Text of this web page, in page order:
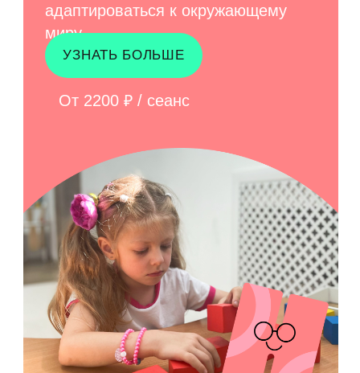
КАЧЕСТВО «ОТ И ДО»
Начиная с воды в бассейнах, инвентаря,
развивающих пособий и игрушек, заканчивая
квалификацией персонала и оказанными
услугами.
БЕЗУПРЕЧНАЯ
ЧИСТОТА
Ежедневно мы дезинфицируем инвентарь и
игрушки, чистим чаши бассейнов, промываем
фильтры контролируем показания воды и
делаем многое другое для поддержания
чистоты.
почему вы
придете к
нам снова?
НАШИ ПРЕИМУЩЕСТВА